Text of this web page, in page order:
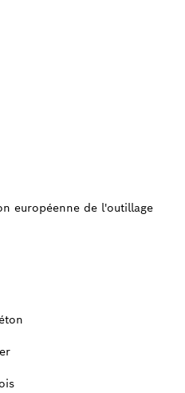
européenne de l'outillage